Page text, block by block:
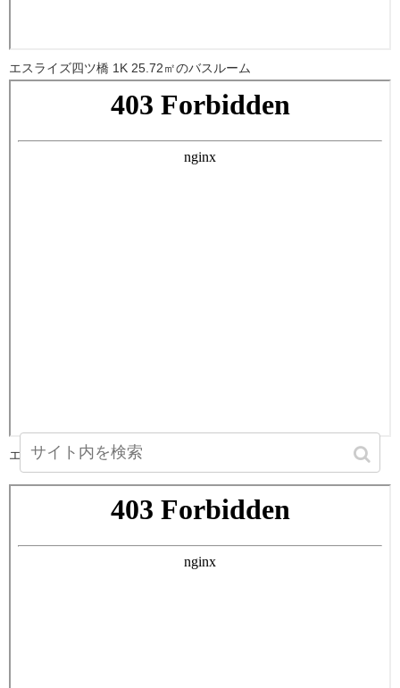
エスライズ四ツ橋 1K 25.72㎡のバスルーム
エスライズ四ツ橋 1K 25.72㎡のキッチン